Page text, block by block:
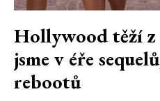
Hollywood těží
jsme v éře
rebootů